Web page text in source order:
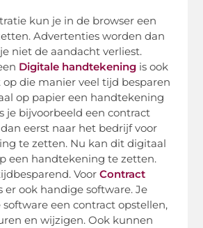
kun je in de browser een
Advertenties worden dan
niet de aandacht verliest.
Digitale handtekening is ook
die manier veel tijd besparen
op papier een handtekening
je bijvoorbeeld een contract
eerst naar het bedrijf voor
te zetten. Nu kan dit digitaal
een handtekening te zetten.
VoorContract
er ook handige software. Je
een contract opstellen,
en wijzigen. Ook kunnen